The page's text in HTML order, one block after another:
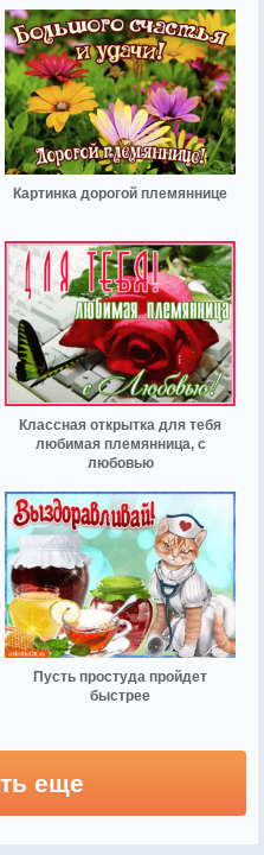
Картинка дорогой племяннице
Классная открытка для тебя
любимая племянница, с
любовью
Пусть простуда пройдет
быстрее
еще